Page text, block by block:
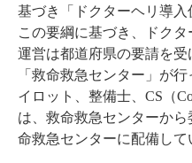
基づき「ドクターヘリ導入
この要綱に基づき、ドクタ
運営は都道府県の要請を
「救命救急センター」が
イロット、整備士、CS（
は、救命救急センターか
命救急センターに配備して